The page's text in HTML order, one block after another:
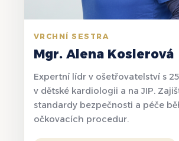
VRCHNÍ SESTRA
Mgr. Alena Koslerová
Expertní lídr v ošetřovatelství s
v dětské kardiologii a na JIP.
standardy bezpečnosti a péče
očkovacích procedur.